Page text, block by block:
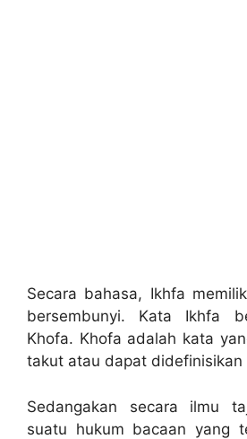
Secara bahasa, Ikhfa
bersembunyi. Kata Ikhfa
Khofa. Khofa adalah kata
takut atau dapat didefinisikan
Sedangakan secara ilmu
suatu hukum bacaan yang